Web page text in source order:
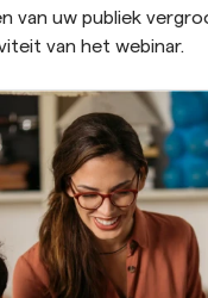
van uw publiek
van het webinar.